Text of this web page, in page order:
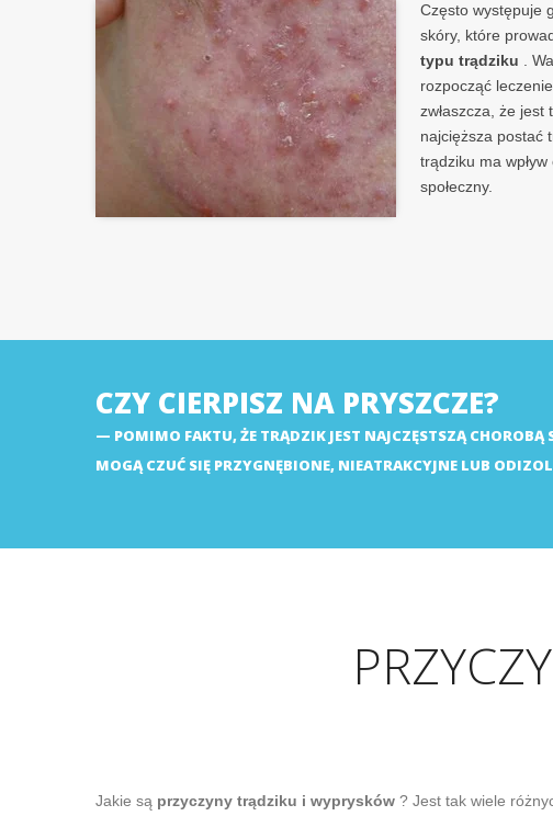
Często występuje
skóry, które
typu trądziku .
rozpocząć
zwłaszcza, że jest
najcięższa postać
trądziku ma
społeczny.
CZY CIERPISZ NA PRYSZCZE?
POMIMO FAKTU, ŻE TRĄDZIK JEST NAJCZĘSTSZĄ CHOROBĄ
MOGĄ CZUĆ SIĘ PRZYGNĘBIONE, NIEATRAKCYJNE LUB
Jakie są przyczyny trądziku i wyprysków ? Jest tak wiele